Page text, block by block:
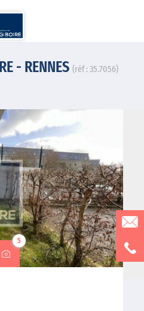
- RENNES (réf : 35.7056)
5